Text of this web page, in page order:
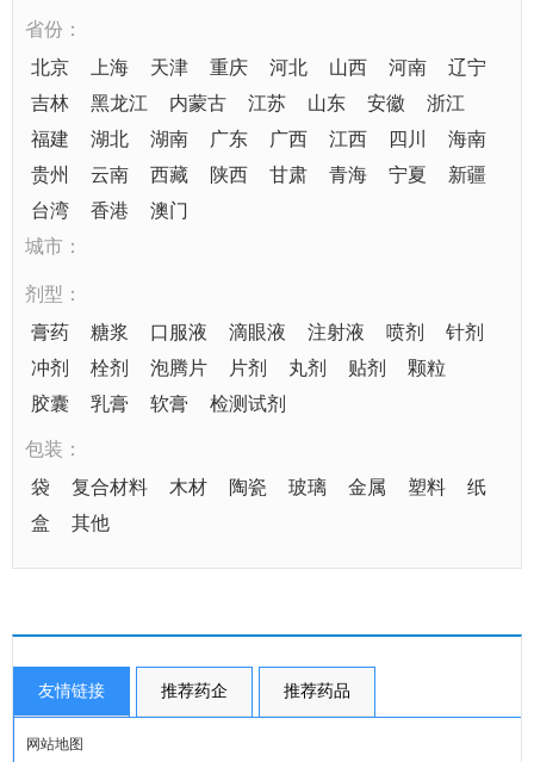
省份：
北京
上海 天津 重庆 河北 山西 河南
辽宁
吉林
黑龙江 内蒙古 江苏 山东 安徽
浙江
福建
湖北 湖南 广东 广西 江西 四川
海南
贵州
云南 西藏 陕西 甘肃 青海 宁夏
新疆
台湾
香港
澳门
城市：
剂型：
膏药
糖浆 口服液 滴眼液 注射液 喷剂
针剂
冲剂
栓剂 泡腾片 片剂 丸剂 贴剂
颗粒
胶囊
乳膏 软膏 检测试剂
包装：
袋
复合材料 木材 陶瓷 玻璃 金属 塑料
纸
盒
其他
友情链接 推荐药企 推荐药品
网站地图